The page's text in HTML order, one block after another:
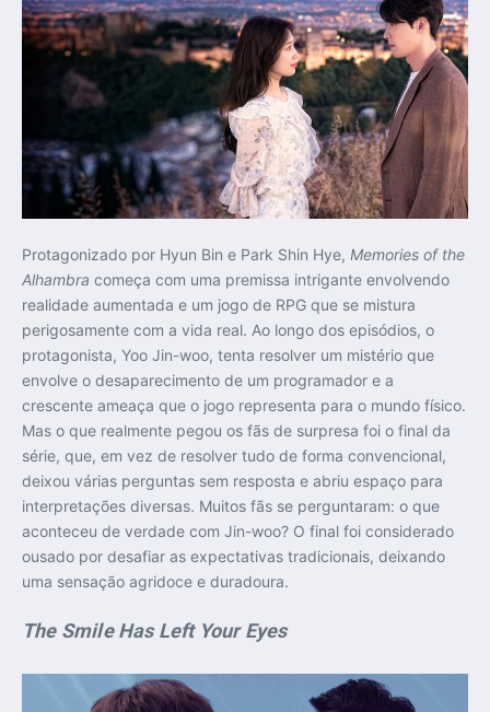
Protagonizado por Hyun Bin e Park Shin Hye, Memories of the
Alhambra começa com uma premissa intrigante envolvendo
realidade aumentada e um jogo de RPG que se mistura
perigosamente com a vida real. Ao longo dos episódios, o
protagonista, Yoo Jin-woo, tenta resolver um mistério que
envolve o desaparecimento de um programador e a
crescente ameaça que o jogo representa para o mundo físico.
Mas o que realmente pegou os fãs de surpresa foi o final da
série, que, em vez de resolver tudo de forma convencional,
deixou várias perguntas sem resposta e abriu espaço para
interpretações diversas. Muitos fãs se perguntaram: o que
aconteceu de verdade com Jin-woo? O final foi considerado
ousado por desafiar as expectativas tradicionais, deixando
uma sensação agridoce e duradoura.
The Smile Has Left Your Eyes